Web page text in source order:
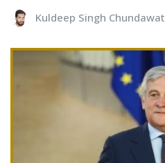
Kuldeep Singh Chundawat